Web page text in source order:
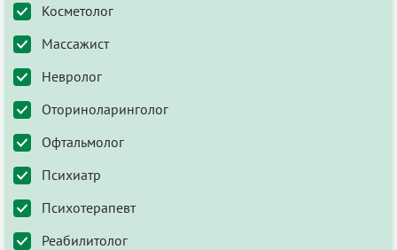
Косметолог
Массажист
Невролог
Оториноларинголог
Офтальмолог
Психиатр
Психотерапевт
Реабилитолог